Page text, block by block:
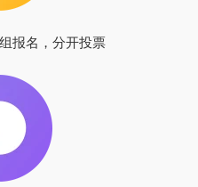
报名，分开投票